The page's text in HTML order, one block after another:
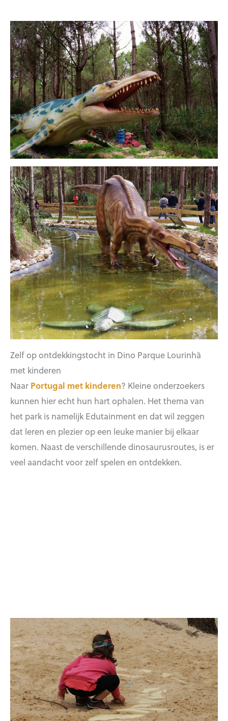
Zelf op ontdekkingstocht in Dino Parque Lourinhã
met kinderen
Naar Portugal met kinderen? Kleine onderzoekers
kunnen hier echt hun hart ophalen. Het thema van
het park is namelijk Edutainment en dat wil zeggen
dat leren en plezier op een leuke manier bij elkaar
komen. Naast de verschillende dinosaurusroutes, is er
veel aandacht voor zelf spelen en ontdekken.